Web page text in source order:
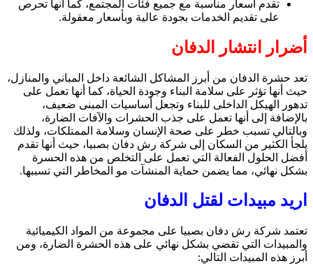
تقدم أسعار مناسبة مع جميع فئات المجتمع، كما أنها تحرص
على تقديم الخدمات بجودة عالية وبأسعار معقولة.
أضرار انتشار الدفان
تعد حشرة الدفان من أبرز المشاكل الشائعة داخل المباني والمنازل،
حيث أنها تؤثر على سلامة البناء وجودة الحياة، كما أنها تعمل على
تدهور الهيكل الداخلى للبناء وتجعل أساسيات المبنى ضعيف،
بالإضافة إلى أنها تعمل على جذب الحشرات والآفات الضارة،
وبالتالي تسبب خطر على صحة الإنسان وسلامة الممتلكات، ولذلك
يلجأ الكثير من السكان إلى شركة رش دفان بصبيا، حيث أنها تقدم
أفضل الحلول الفعالة التي تعمل على التخلص من هذه الحسرة
بشكل نهائي، مما يضمن حماية المنشآت مو المخاطر التي تسببها.
اريد مبيدات لقتل الدفان
تعتمد شركة رش دفان بصبيا على مجموعة من المواد الكيميائية
والمبيدات التي تقضي بشكل نهائي على هذه الحشرة الضارة، ومن
أبرز هذه المبيدات التالي: